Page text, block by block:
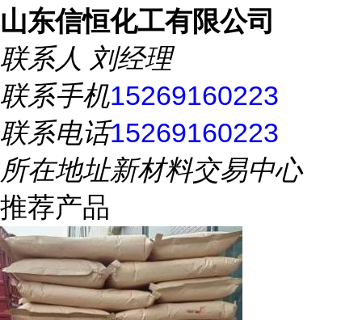
山东信恒化工有限公司
联系人 刘经理
联系手机15269160223
联系电话15269160223
所在地址新材料交易中心
推荐产品